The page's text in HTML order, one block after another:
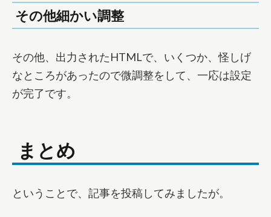
その他細かい調整
その他、出力されたHTMLで、いくつか、怪しげ
なところがあったので微調整をして、一応は設定
が完了です。
まとめ
ということで、記事を投稿してみましたが。